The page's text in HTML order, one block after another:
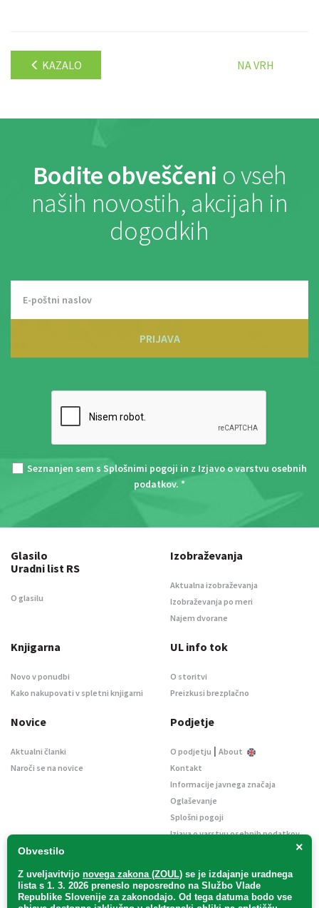
KAZALO NA VRH
Bodite obveščeni o vseh
naših novostih, akcijah in
dogodkih
PRIJAVA
Seznanjen sem s Splošnimi pogoji in z Izjavo o varstvu osebnih
podatkov. *
×
Obvestilo
Z uveljavitvijo novega zakona (ZOUL) se je izdajanje uradnega
lista s 1. 3. 2026 preneslo neposredno na Službo Vlade
Republike Slovenije za zakonodajo. Od tega datuma bodo vse
Glasilo
Uradni list RS
O glasilu
Izobraževanja
Aktualna izobraževanja
Izobraževanja po meri
Najem dvorane
Knjigarna
Novo v ponudbi
Kako nakupovati v spletni knjigarni
UL info tok
O storitvi
Preizkusi brezplačno
Novice
Aktualni članki
Naroči se na novice
Podjetje
O podjetju | About
Kontakt
Informacije javnega značaja
Oglaševanje
Splošni pogoji
Izjava o varstvu osebnih podatkov